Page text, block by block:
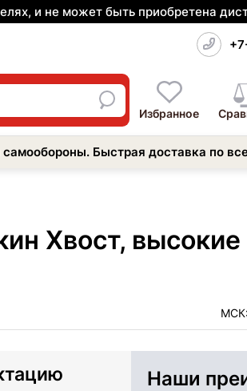
и не может быть приобретена
Избранное
Быстрая доставка по
Хвост,
МСК:
Наши